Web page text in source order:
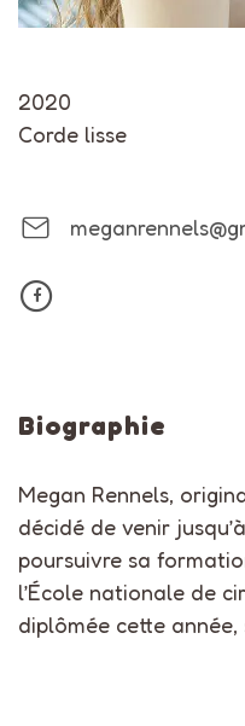
2020
Corde lisse
Biographie
Megan Rennels,
décidé de venir
poursuivre sa
l’École nationale de
diplômée cette année,